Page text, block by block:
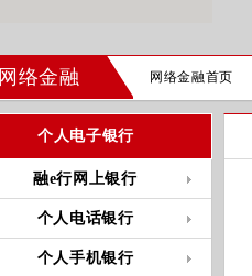
网络金融 网络金融首页
个人电子银行
融e行网上银行
个人电话银行
个人手机银行